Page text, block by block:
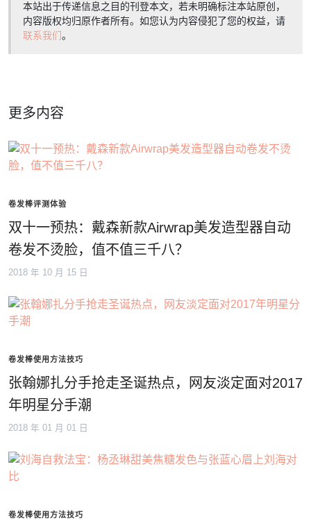
本站出于传递信息之目的刊登本文，若未明确标注本站原创，
内容版权均归原作者所有。如您认为内容侵犯了您的权益，请
联系我们。
更多内容
卷发棒评测体验
双十一预热：戴森新款Airwrap美发造型器自动
卷发不烫脸，值不值三千八？
2018 年 10 月 15 日
卷发棒使用方法技巧
张翰娜扎分手抢走圣诞热点，网友淡定面对2017
年明星分手潮
2018 年 01 月 01 日
卷发棒使用方法技巧